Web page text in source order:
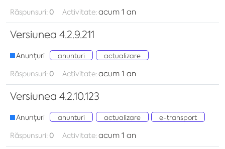
Răspunsuri:0 Activitate:acum 1 an
Versiunea 4.2.9.211
Anunțuri anunturi actualizare
Răspunsuri:0 Activitate:acum 1 an
Versiunea 4.2.10.123
Anunțuri anunturi actualizare e-transport
Răspunsuri:0 Activitate:acum 1 an